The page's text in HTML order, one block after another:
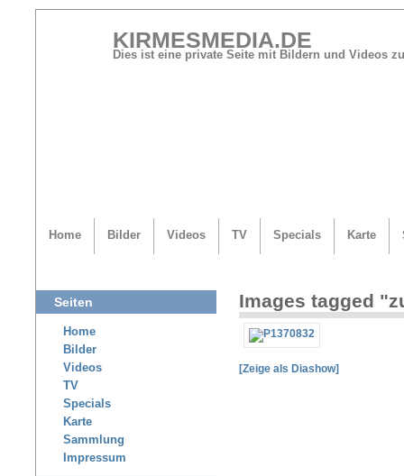
KIRMESMEDIA.DE
Dies ist eine private Seite mit Bildern und Videos
Home Bilder Videos TV Specials Karte
Images tagged
[Zeige als Diashow]
Seiten
Home
Bilder
Videos
TV
Specials
Karte
Sammlung
Impressum